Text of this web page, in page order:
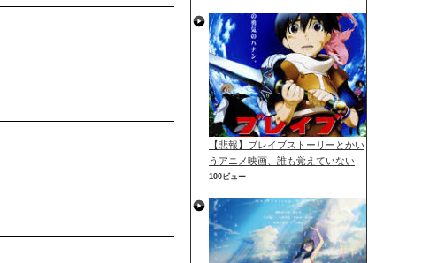
【悲報】ブレイブストーリーとかい
うアニメ映画、誰も覚えていない
100ビュー